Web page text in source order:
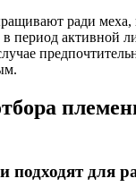
ради меха,
в период активной
подходят для